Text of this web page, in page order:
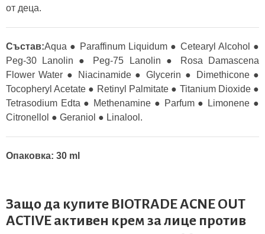
от деца.
Състав:Aqua ● Paraffinum Liquidum ● Cetearyl Alcohol ●
Peg-30 Lanolin ● Peg-75 Lanolin ● Rosa Damascena
Flower Water ● Niacinamide ● Glycerin ● Dimethicone ●
Tocopheryl Acetate ● Retinyl Palmitate ● Titanium Dioxide ●
Tetrasodium Edta ● Methenamine ● Parfum ● Limonene ●
Citronellol ● Geraniol ● Linalool.
Опаковка: 30 ml
Защо да купите BIOTRADE ACNE OUT
ACTIVE активен крем за лице против